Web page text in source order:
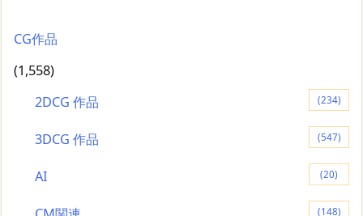
CG作品
(1,558)
2DCG 作品
(234)
3DCG 作品 (547)
AI (20)
(148)